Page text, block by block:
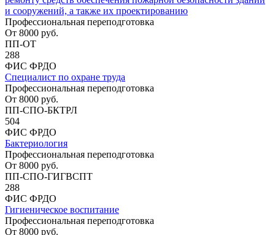
и сооружений, а также их проектированию
Профессиональная переподготовка
От 8000 руб.
ПП-ОТ
288
ФИС ФРДО
Специалист по охране труда
Профессиональная переподготовка
От 8000 руб.
ПП-СПО-БКТРЛ
504
ФИС ФРДО
Бактериология
Профессиональная переподготовка
От 8000 руб.
ПП-СПО-ГИГВСПТ
288
ФИС ФРДО
Гигиеническое воспитание
Профессиональная переподготовка
От 8000 руб.